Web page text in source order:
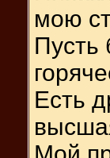
мою
Пусть
Есть